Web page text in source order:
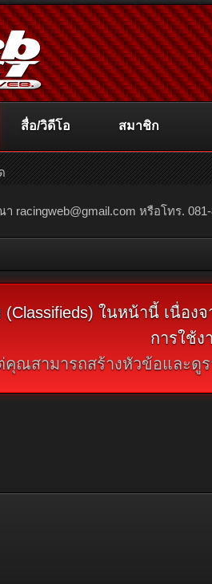
า racingweb@gmail.com หรือโทร.
ในหน้านี้ เนื่อง
การใช้ง
คุณสามารถสร้างหัวข้อและดู
สื่อ/วิดีโอ สมาชิก